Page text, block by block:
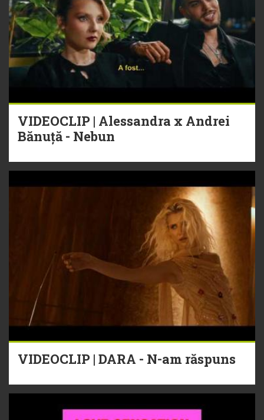
VIDEOCLIP | Alessandra x Andrei
Bănuță - Nebun
VIDEOCLIP | DARA - N-am răspuns